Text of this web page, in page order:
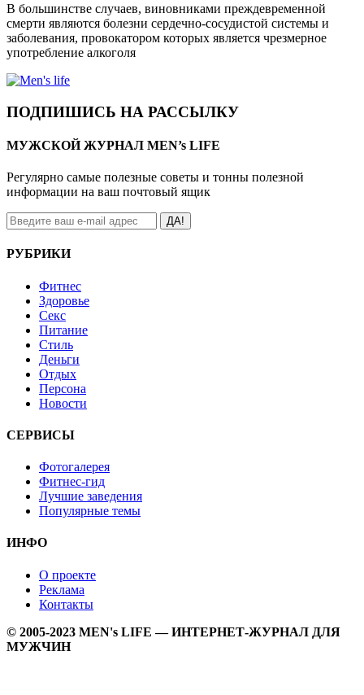
В большинстве случаев, виновниками преждевременной
смерти являются болезни сердечно-сосудистой системы и
заболевания, провокатором которых является чрезмерное
употребление алкоголя
ПОДПИШИСЬ НА РАССЫЛКУ
МУЖСКОЙ ЖУРНАЛ MEN’s LIFE
Регулярно самые полезные советы и тонны полезной
информации на ваш почтовый ящик
ДА!
РУБРИКИ
Фитнес
Здоровье
Секс
Питание
Стиль
Деньги
Отдых
Персона
Новости
СЕРВИСЫ
Фотогалерея
Фитнес-гид
Лучшие заведения
Популярные темы
ИНФО
О проекте
Реклама
Контакты
© 2005-2023 MEN's LIFE — ИНТЕРНЕТ-ЖУРНАЛ ДЛЯ
МУЖЧИН